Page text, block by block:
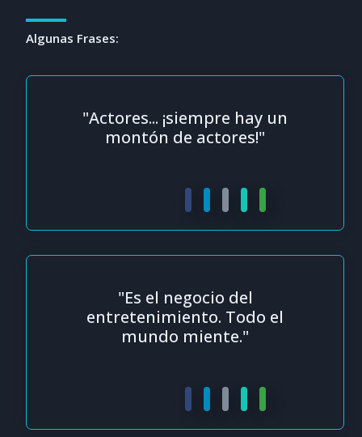
Algunas Frases:
"Actores... ¡siempre hay un
montón de actores!"
"Es el negocio del
entretenimiento. Todo el
mundo miente."